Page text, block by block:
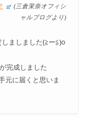
(三倉茉奈オフィシ
ャルブログより)
ましました(≧ー≦)o
完成しました
元に届くと思いま